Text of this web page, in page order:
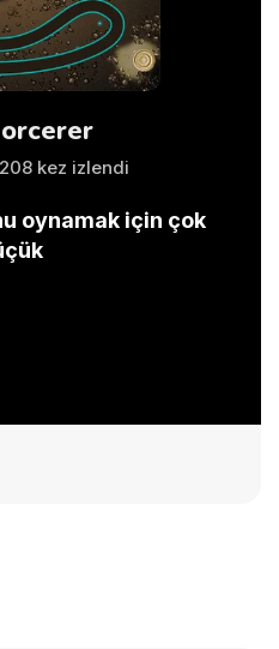
kez izlendi
oynamak için çok